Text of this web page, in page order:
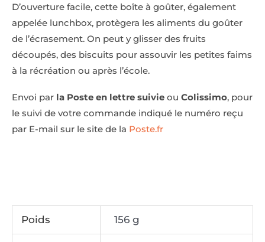
D’ouverture facile, cette boîte à goûter, également
appelée lunchbox, protègera les aliments du goûter
de l’écrasement. On peut y glisser des fruits
découpés, des biscuits pour assouvir les petites faims
à la récréation ou après l’école.
Envoi par la Poste en lettre suivie ou Colissimo, pour
le suivi de votre commande indiqué le numéro reçu
par E-mail sur le site de la Poste.fr
Poids 156 g